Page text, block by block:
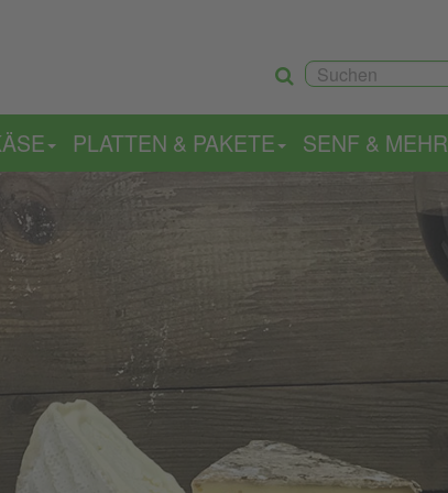
PLATTEN & PAKETE SENF & MEHR